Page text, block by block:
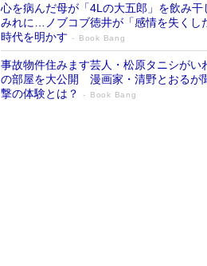
心を病んだ母が「4Lの大五郎」を飲み干
みれに…ノブコブ徳井が「感情を失くし
時代を明かす
Book Bang
事故物件住みます芸人・松原タニシがい
の部屋を大公開 漫画家・清野とおるが
撃の体験とは？
Book Bang